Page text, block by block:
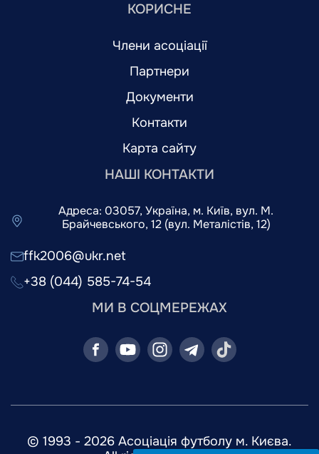
КОРИСНЕ
Члени асоціації
Партнери
Документи
Контакти
Карта сайту
НАШІ КОНТАКТИ
Адреса: 03057, Україна, м. Київ, вул. М.
Брайчевського, 12 (вул. Металістів, 12)
ffk2006@ukr.net
+38 (044) 585-74-54
МИ В СОЦМЕРЕЖАХ
© 1993 - 2026 Асоціація футболу м. Києва.